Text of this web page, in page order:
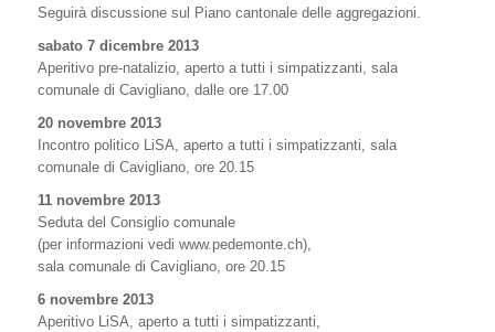
Seguirà discussione sul Piano cantonale delle aggregazioni.
sabato 7 dicembre 2013
Aperitivo pre-natalizio, aperto a tutti i simpatizzanti, sala
comunale di Cavigliano, dalle ore 17.00
20 novembre 2013
Incontro politico LiSA, aperto a tutti i simpatizzanti, sala
comunale di Cavigliano, ore 20.15
11 novembre 2013
Seduta del Consiglio comunale
(per informazioni vedi www.pedemonte.ch),
sala comunale di Cavigliano, ore 20.15
6 novembre 2013
Aperitivo LiSA, aperto a tutti i simpatizzanti,